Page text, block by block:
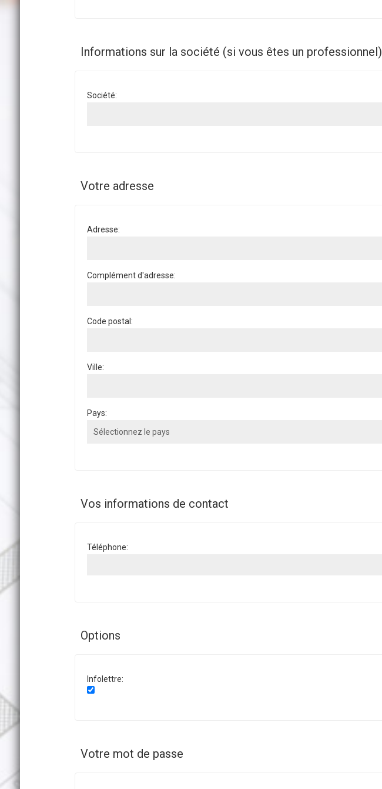
Informations sur la société (si vous êtes un professionnel)
Société:
Votre adresse
Adresse:
Complément d'adresse:
Code postal:
Ville:
Pays:
Vos informations de contact
Téléphone:
Options
Infolettre:
Votre mot de passe